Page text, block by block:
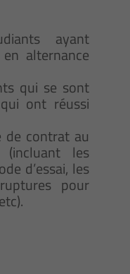
ayant
alternance
qui se sont
ont réussi
de contrat au
les
d’essai, les
pour